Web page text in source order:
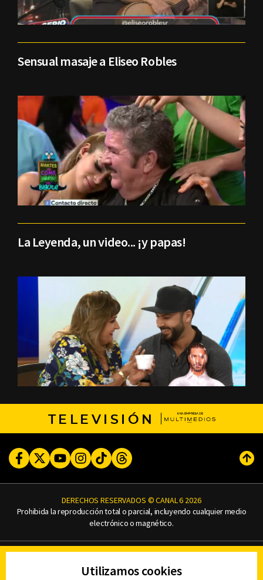
Sensual masaje a Eliseo Robles
La Leyenda, un video... ¡y papas!
TELEVISIÓN
FacebookTwitterYoutubeInstagram
TikTokThreads
DERECHOS RESERVADOS © CANAL 6 2026
Prohibida la reproducción total o parcial, incluyendo cualquier medio
electrónico o magnético.
AVISO DE PRIVACIDAD
Utilizamos cookies